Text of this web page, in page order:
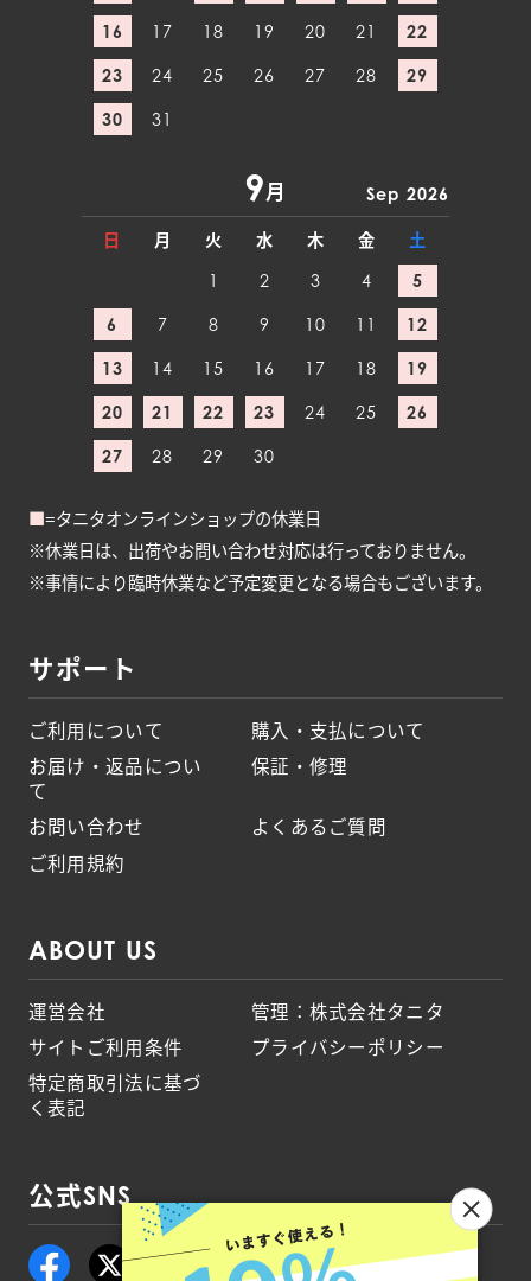
16 17 18 19 20 21 22
23 24 25 26 27 28 29
30 31
9月 Sep 2026
日 月 火 水 木 金
土
1
2 3 4 5
6 7 8 9 10 11 12
13 14 15 16 17 18 19
20 21 22 23 24 25 26
27 28 29 30
■=タニタオンラインショップの休業日
※休業日は、出荷やお問い合わせ対応は行っておりません。
※事情により臨時休業など予定変更となる場合もございます。
サポート
ご利用について
購入・支払について
お届け・返品につい
て
保証・修理
お問い合わせ
よくあるご質問
ご利用規約
ABOUT US
運営会社
管理：株式会社タニタ
サイトご利用条件
プライバシーポリシー
特定商取引法に基づ
く表記
公式SNS